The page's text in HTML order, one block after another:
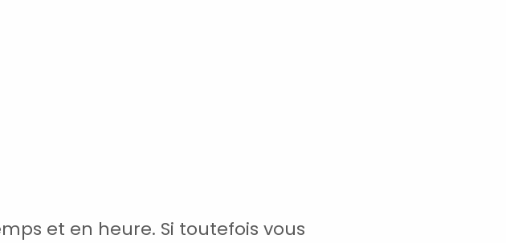
et en heure. Si toutefois vous